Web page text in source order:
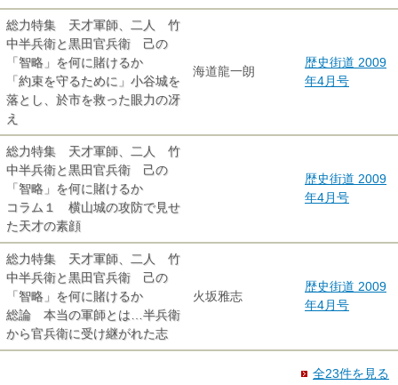
総力特集 天才軍師、二人 竹
中半兵衛と黒田官兵衛 己の
「智略」を何に賭けるか
「約束を守るために」小谷城を
落とし、於市を救った眼力の冴
え
海道龍一朗
歴史街道 2009
年4月号
総力特集 天才軍師、二人 竹
中半兵衛と黒田官兵衛 己の
「智略」を何に賭けるか
コラム１ 横山城の攻防で見せ
た天才の素顔
歴史街道 2009
年4月号
総力特集 天才軍師、二人 竹
中半兵衛と黒田官兵衛 己の
「智略」を何に賭けるか
総論 本当の軍師とは…半兵衛
から官兵衛に受け継がれた志
火坂雅志
歴史街道 2009
年4月号
全23件を見る